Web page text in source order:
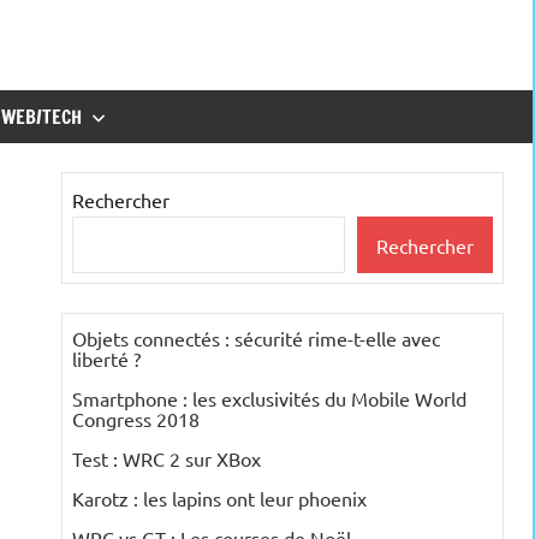
WEB/TECH
Rechercher
Rechercher
Objets connectés : sécurité rime-t-elle avec
liberté ?
Smartphone : les exclusivités du Mobile World
Congress 2018
Test : WRC 2 sur XBox
Karotz : les lapins ont leur phoenix